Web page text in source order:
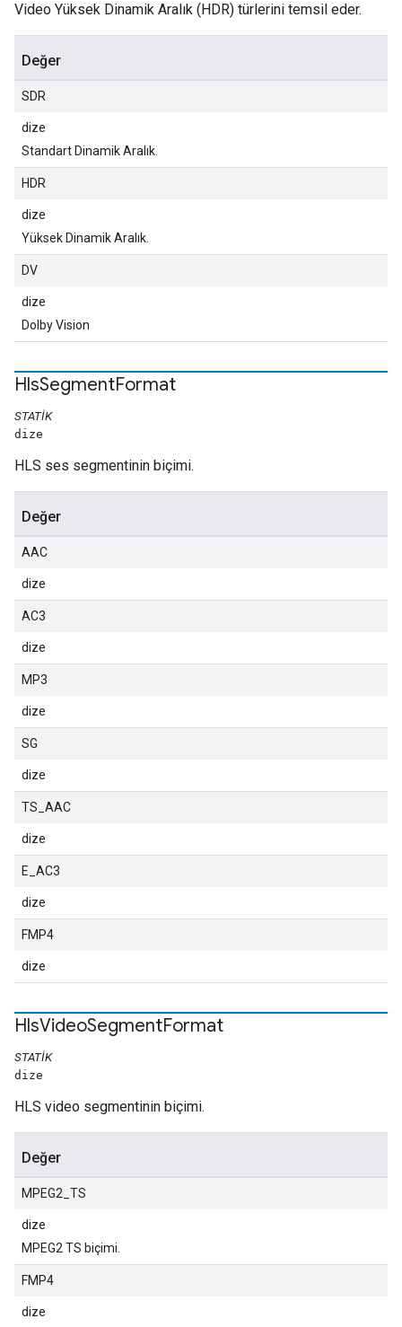
Video Yüksek Dinamik Aralık (HDR) türlerini temsil eder.
Değer
SDR
dize
Standart Dinamik Aralık.
HDR
dize
Yüksek Dinamik Aralık.
DV
dize
Dolby Vision
HlsSegmentFormat
STATIK
dize
HLS ses segmentinin biçimi.
Değer
AAC
dize
AC3
dize
MP3
dize
SG
dize
TS_AAC
dize
E_AC3
dize
FMP4
dize
HlsVideoSegmentFormat
STATIK
dize
HLS video segmentinin biçimi.
Değer
MPEG2_TS
dize
MPEG2 TS biçimi.
FMP4
dize